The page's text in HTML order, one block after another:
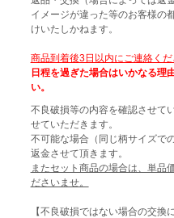
イメージが違った等のお客様の
けいたしかねます。
商品到着後3日以内にご連絡くだ
日程を過ぎた場合はいかなる理
い。
不良破損等の内容を確認させて
せていただきます。
不可能な場合（同じ柄サイズで
返金させて頂きます。
またセット商品の場合は、単品
ださいませ。
【不良破損ではない場合の交換